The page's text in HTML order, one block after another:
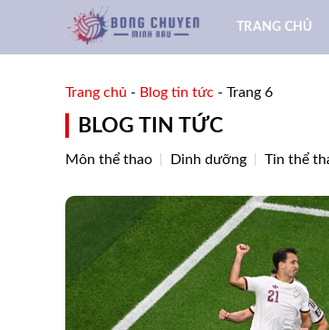
content
TRANG CHỦ
Trang chủ - Blog tin tức - Trang 6
BLOG TIN TỨC
Môn thể thao Dinh dưỡng Tin thể